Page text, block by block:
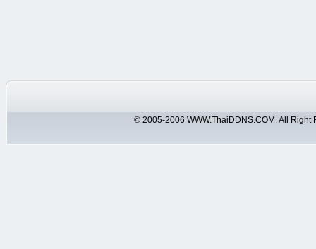
© 2005-2006 WWW.ThaiDDNS.COM. All Right